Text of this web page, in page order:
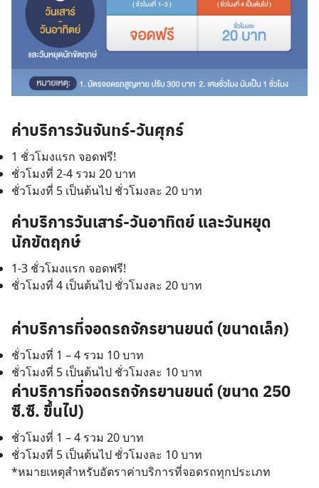
ค่าบริการวันจันทร์-วันศุกร์
1 ชั่วโมงแรก จอดฟรี!
ชั่วโมงที่ 2-4 รวม 20 บาท
ชั่วโมงที่ 5 เป็นต้นไป ชั่วโมงละ 20 บาท
ค่าบริการวันเสาร์-วันอาทิตย์ และวันหยุด
นักขัตฤกษ์
1-3 ชั่วโมงแรก จอดฟรี!
ชั่วโมงที่ 4 เป็นต้นไป ชั่วโมงละ 20 บาท
ค่าบริการที่จอดรถจักรยานยนต์ (ขนาดเล็ก)
ชั่วโมงที่ 1 – 4 รวม 10 บาท
ชั่วโมงที่ 5 เป็นต้นไป ชั่วโมงละ 10 บาท
ค่าบริการที่จอดรถจักรยานยนต์ (ขนาด 250
ซี.ซี. ขึ้นไป)
ชั่วโมงที่ 1 – 4 รวม 20 บาท
ชั่วโมงที่ 5 เป็นต้นไป ชั่วโมงละ 10 บาท
*หมายเหตุสำหรับอัตราค่าบริการที่จอดรถทุกประเภท